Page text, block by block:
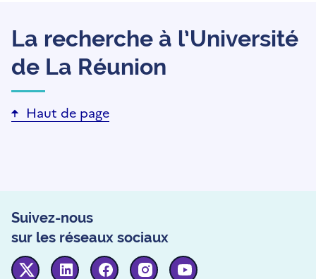
La recherche à l’Université
de La Réunion
Haut de page
Suivez-nous
sur les réseaux sociaux
Twitter Linkedin FacebookInstagram